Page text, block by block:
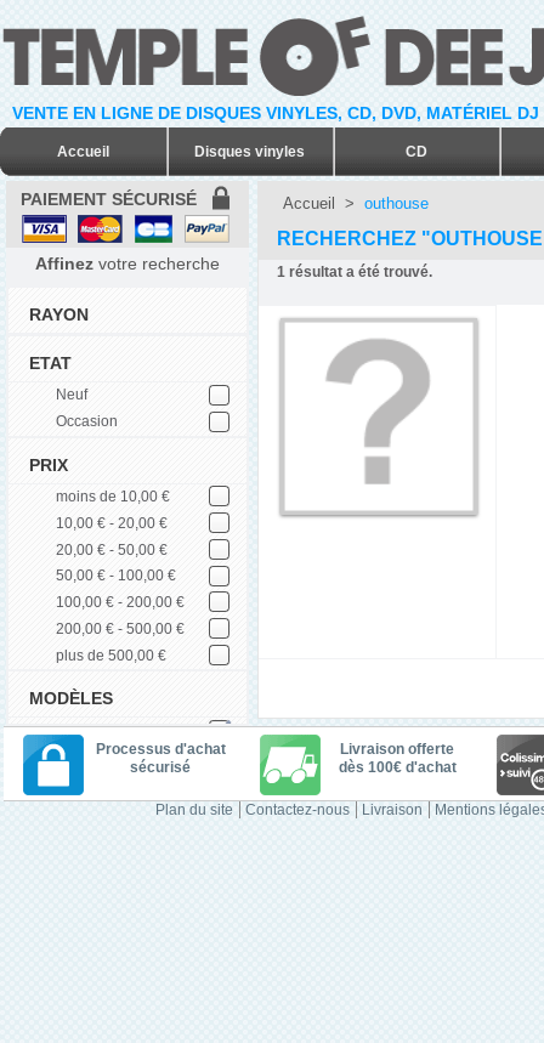
VENTE EN LIGNE DE DISQUES VINYLES, CD, DVD, MATÉRIEL
Accueil Disques vinyles CD
PAIEMENT SÉCURISÉ
Affinez votre recherche
RAYON
ETAT
Neuf
Occasion
PRIX
moins de 10,00 €
10,00 € - 20,00 €
20,00 € - 50,00 €
50,00 € - 100,00 €
100,00 € - 200,00 €
200,00 € - 500,00 €
plus de 500,00 €
MODÈLES
Accueil > outhouse
RECHERCHEZ
1 résultat a été trouvé.
Processus d'achat
sécurisé
Livraison offerte
dès 100€ d'achat
Plan du site Contactez-nous Livraison Mentions